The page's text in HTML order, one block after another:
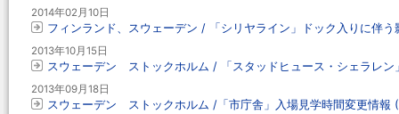
2014年02月10日
フィンランド、スウェーデン / 「シリヤライン」ドック入りに伴
2013年10月15日
スウェーデン ストックホルム / 「スタッドヒュース・シェラレン
2013年09月18日
スウェーデン ストックホルム /「市庁舎」入場見学時間変更情報